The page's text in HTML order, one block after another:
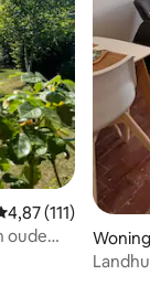
4,87 (111)
oude
Woning